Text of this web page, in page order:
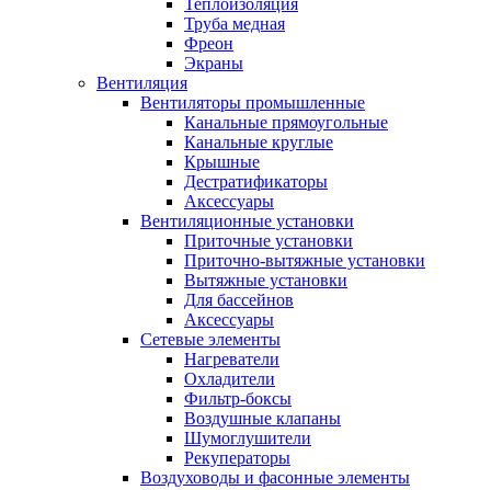
Теплоизоляция
Труба медная
Фреон
Экраны
Вентиляция
Вентиляторы промышленные
Канальные прямоугольные
Канальные круглые
Крышные
Дестратификаторы
Аксессуары
Вентиляционные установки
Приточные установки
Приточно-вытяжные установки
Вытяжные установки
Для бассейнов
Аксессуары
Сетевые элементы
Нагреватели
Охладители
Фильтр-боксы
Воздушные клапаны
Шумоглушители
Рекуператоры
Воздуховоды и фасонные элементы